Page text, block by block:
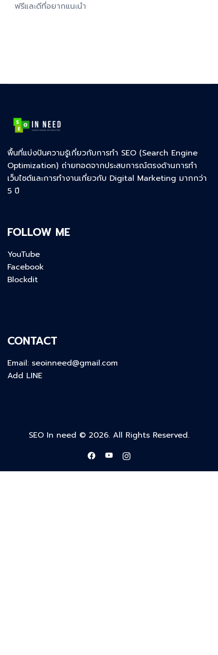
ฟรีและดีที่อยากแนะนำ
พื้นที่แบ่งปันความรู้เกี่ยวกับการทำ SEO (Search Engine
Optimization) ถ่ายทอดจากประสบการณ์ตรงด้านการทำ
เว็บไซต์และการทำงานเกี่ยวกับ Digital Marketing มากกว่า
5 ปี
FOLLOW ME
YouTube
Facebook
Blockdit
CONTACT
Email: seoinneed@gmail.com
Add LINE
SEO In need © 2026. All Rights Reserved.